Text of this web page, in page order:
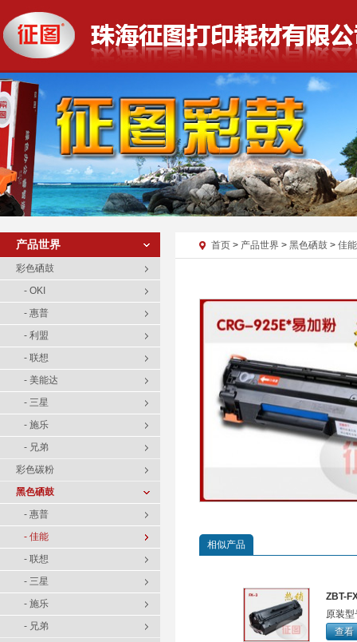
首页 > 产品世界 > 黑色硒鼓 > 佳能
相似产品
ZBT-
原装
查看
产品世界
彩色硒鼓
- OKI
- 惠普
- 利盟
- 联想
- 美能达
- 三星
- 施乐
- 兄弟
彩色碳粉
黑色硒鼓
- 惠普
- 佳能
- 联想
- 三星
- 施乐
- 兄弟